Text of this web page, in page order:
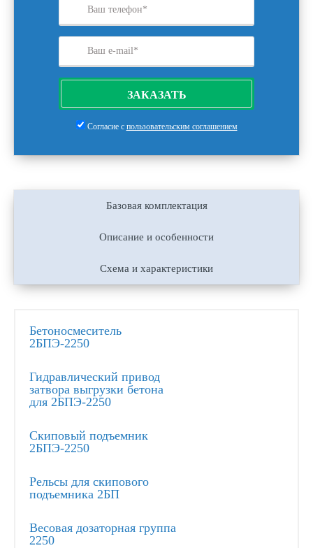
ЗАКАЗАТЬ
Согласие с пользовательским соглашением
Базовая комплектация
Описание и особенности
Схема и характеристики
Бетоносмеситель
2БПЭ-2250
Гидравлический привод
затвора выгрузки бетона
для 2БПЭ-2250
Скиповый подъемник
2БПЭ-2250
Рельсы для скипового
подъемника 2БП
Весовая дозаторная группа
2250